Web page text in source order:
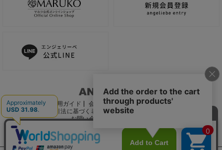
ご利用ガイド 会社概要 電子公告
利用規約
特定商取引法に基づく表記
個人情報保護方針
お問い合わせ